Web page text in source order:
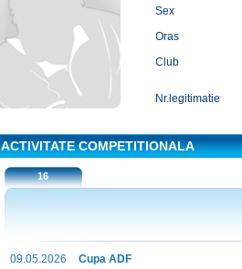
Sex
Oras
Club
Nr.legitimatie
ACTIVITATE COMPETITIONALA
16
09.05.2026 Cupa ADF